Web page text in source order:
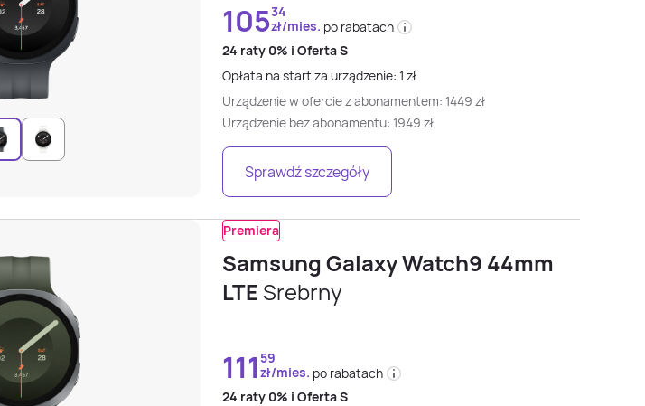
10534
zł/mies. po rabatach
24 raty 0% i Oferta S
Opłata na start za urządzenie: 1 zł
Urządzenie w ofercie z abonamentem: 1449 zł
Urządzenie bez abonamentu: 1949 zł
Sprawdź szczegóły
Premiera
Samsung Galaxy Watch9 44mm
LTE Srebrny
111 59
zł/mies. po rabatach
24 raty 0% i Oferta S